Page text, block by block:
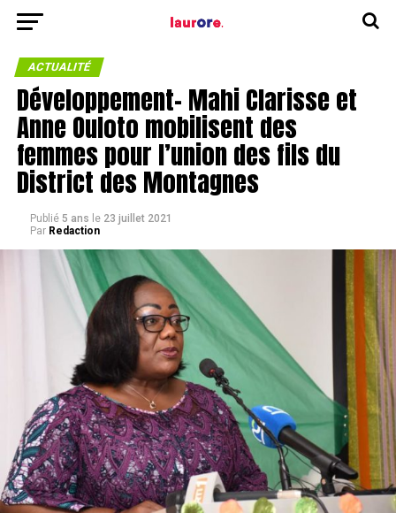
ACTUALITÉ
Développement- Mahi Clarisse et
Anne Ouloto mobilisent des
femmes pour l’union des fils du
District des Montagnes
Publié 5 ans le 23 juillet 2021
Par Redaction